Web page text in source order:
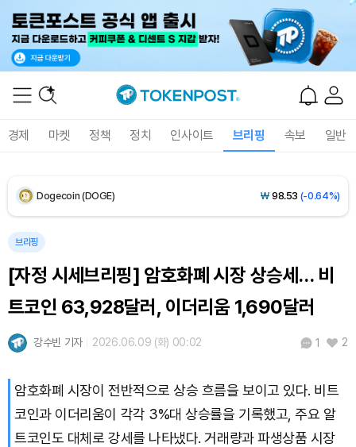
경제 마켓 정책 정치 인사이트 브리핑 속보 일반
Solana (SOL) ₩107,503(+2.02%)
Bitcoin (BTC) 91,176,278(-0.32%)
브리핑
[자정 시세브리핑] 암호화폐 시장 상승세… 비
트코인 63,928달러, 이더리움 1,690달러
강수빈 기자 2026.06.09 (화) 00:02 1 2
암호화폐 시장이 전반적으로 상승 흐름을 보이고 있다. 비트
코인과 이더리움이 각각 3%대 상승률을 기록했고, 주요 알
트코인도 대체로 강세를 나타냈다. 거래량과 파생상품 시장